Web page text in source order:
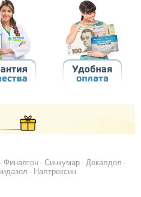
- Финалгон - Синкумар - Декалдол -
- Налтрексин